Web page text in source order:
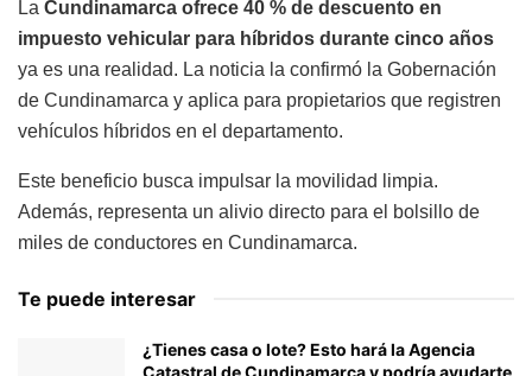
La Cundinamarca ofrece 40 % de descuento en
impuesto vehicular para híbridos durante cinco años
ya es una realidad. La noticia la confirmó la Gobernación
de Cundinamarca y aplica para propietarios que registren
vehículos híbridos en el departamento.
Este beneficio busca impulsar la movilidad limpia.
Además, representa un alivio directo para el bolsillo de
miles de conductores en Cundinamarca.
Te puede interesar
¿Tienes casa o lote? Esto hará la Agencia
Catastral de Cundinamarca y podría ayudarte